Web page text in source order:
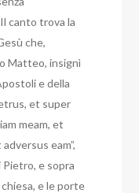
canto trova la
che,
Matteo, insignì
e della
et super
meam, et
eam”,
e sopra
e le porte